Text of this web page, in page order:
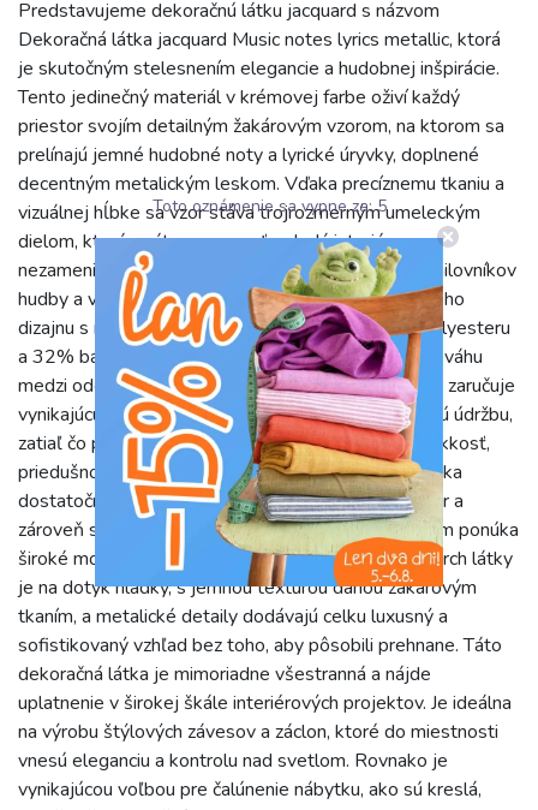
Predstavujeme dekoračnú látku jacquard s názvom
Dekoračná látka jacquard Music notes lyrics metallic, ktorá
je skutočným stelesnením elegancie a hudobnej inšpirácie.
Tento jedinečný materiál v krémovej farbe oživí každý
priestor svojím detailným žakárovým vzorom, na ktorom sa
prelínajú jemné hudobné noty a lyrické úryvky, doplnené
decentným metalickým leskom. Vďaka precíznemu tkaniu a
vizuálnej hĺbke sa vzor stáva trojrozmerným umeleckým
dielom, ktoré upúta pozornosť a dodá interiéru
nezameniteľnú atmosféru. Je ideálnou voľbou pre milovníkov
hudby a všetkých, ktorí oceňujú kombináciu klasického
dizajnu s moderným nádychom. S zložením 68% polyesteru
a 32% bavlny táto látka poskytuje optimálnu rovnováhu
medzi odolnosťou a príjemným dotykom. Polyester zaručuje
vynikajúcu pevnosť, odolnosť proti pokrčeniu a ľahkú údržbu,
zatiaľ čo prímes bavlny pridáva látke prirodzenú mäkkosť,
priedušnosť a komfort. S gramážou 265 g/m2 je látka
dostatočne pevná a stabilná, aby si udržala svoj tvar a
zároveň si zachovala elegantný pád. Jej šírka 140 cm ponúka
široké možnosti využitia pri rôznych projektoch. Povrch látky
je na dotyk hladký, s jemnou textúrou danou žakárovým
tkaním, a metalické detaily dodávajú celku luxusný a
sofistikovaný vzhľad bez toho, aby pôsobili prehnane. Táto
dekoračná látka je mimoriadne všestranná a nájde
uplatnenie v širokej škále interiérových projektov. Je ideálna
na výrobu štýlových závesov a záclon, ktoré do miestnosti
vnesú eleganciu a kontrolu nad svetlom. Rovnako je
vynikajúcou voľbou pre čalúnenie nábytku, ako sú kreslá,
Toto oznámenie sa vypne za:5